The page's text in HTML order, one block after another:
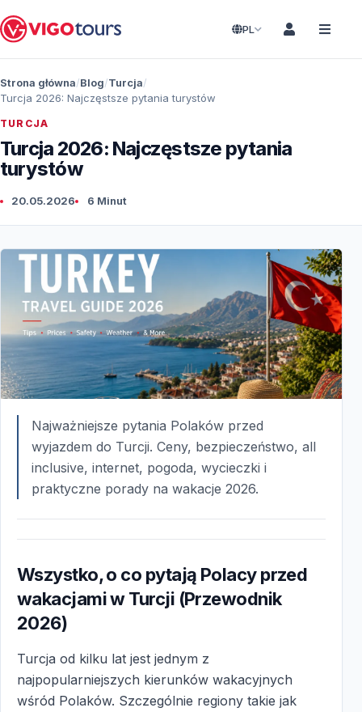
PL
Strona główna Blog Turcja
Turcja 2026: Najczęstsze pytania turystów
TURCJA
Turcja 2026: Najczęstsze pytania
turystów
20.05.2026 6 Minut
Najważniejsze pytania Polaków przed
wyjazdem do Turcji. Ceny, bezpieczeństwo, all
inclusive, internet, pogoda, wycieczki i
praktyczne porady na wakacje 2026.
Wszystko, o co pytają Polacy przed
wakacjami w Turcji (Przewodnik
2026)
Turcja od kilku lat jest jednym z
najpopularniejszych kierunków wakacyjnych
wśród Polaków. Szczególnie regiony takie jak